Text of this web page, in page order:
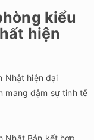
kiểu
hiện
mang đậm sự tinh tế